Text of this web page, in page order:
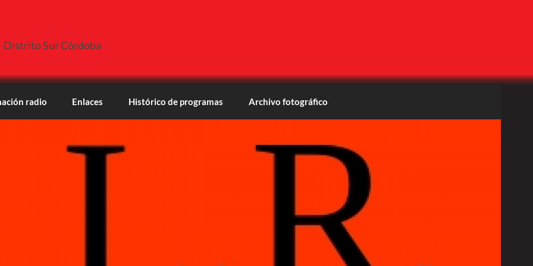
Distrito Sur Córdoba
radio Enlaces Histórico de programas Archivo fotográfico